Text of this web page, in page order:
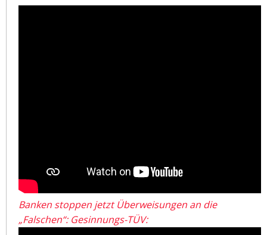
Banken stoppen jetzt Überweisungen an die
„Falschen“: Gesinnungs-TÜV: